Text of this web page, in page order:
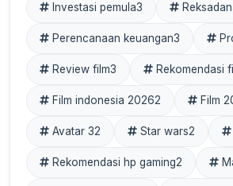
Investasi pemula3
Perencanaan keuangan3
Review film3 Rekomendasi
Film indonesia 20262 Film
Avatar 32 Star wars2
Rekomendasi hp gaming2